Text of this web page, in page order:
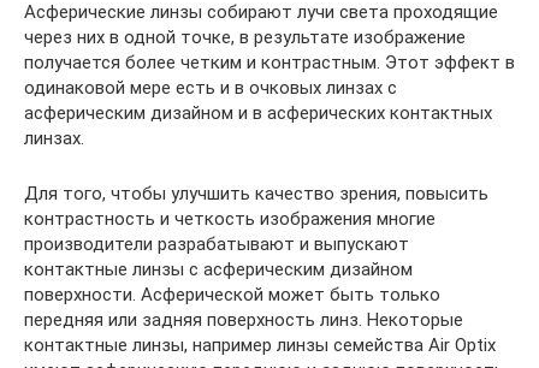
Асферические линзы собирают лучи света проходящие
через них в одной точке, в результате изображение
получается более четким и контрастным. Этот эффект в
одинаковой мере есть и в очковых линзах с
асферическим дизайном и в асферических контактных
линзах.
Для того, чтобы улучшить качество зрения, повысить
контрастность и четкость изображения многие
производители разрабатывают и выпускают
контактные линзы с асферическим дизайном
поверхности. Асферической может быть только
передняя или задняя поверхность линз. Некоторые
контактные линзы, например линзы семейства Air Optix